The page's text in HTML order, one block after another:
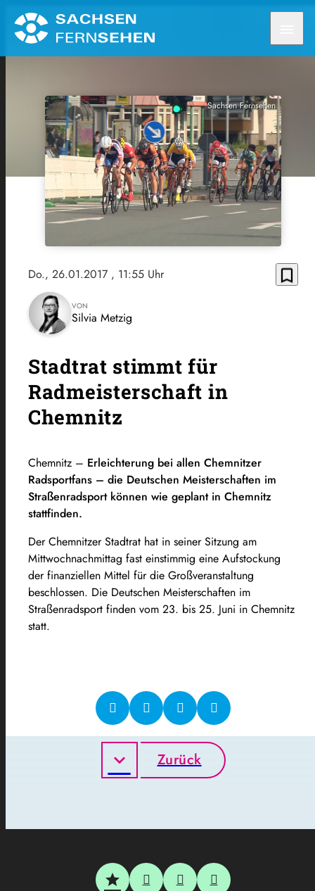
Sachsen Fernsehen
Do., 26.01.2017 , 11:55 Uhr bookmark_border
VON
Silvia Metzig
Stadtrat stimmt für
Radmeisterschaft in
Chemnitz
Chemnitz – Erleichterung bei allen Chemnitzer
Radsportfans – die Deutschen Meisterschaften im
Straßenradsport können wie geplant in Chemnitz
stattfinden.
Der Chemnitzer Stadtrat hat in seiner Sitzung am
Mittwochnachmittag fast einstimmig eine Aufstockung
der finanziellen Mittel für die Großveranstaltung
beschlossen. Die Deutschen Meisterschaften im
Straßenradsport finden vom 23. bis 25. Juni in Chemnitz
statt.
Zurück